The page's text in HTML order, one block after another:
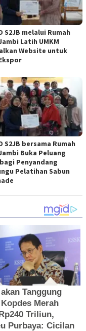
S2JB melalui Rumah
Latih UMKM
Website untuk
S2JB bersama Rumah
Buka Peluang
Penyandang
Pelatihan Sabun